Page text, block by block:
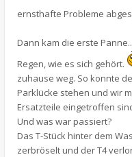
ernsthafte Probleme
Dann kam die erste
Regen, wie es sich gehört.
zuhause weg. So konnte
Parklücke stehen und wir
Ersatzteile eingetroffen
Und was war passiert?
Das T-Stück hinter dem
zerbröselt und der T4